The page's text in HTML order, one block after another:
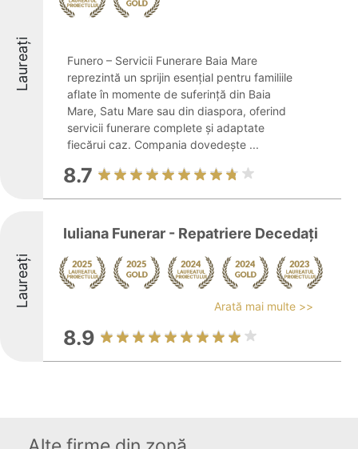
Laureați
Funero – Servicii Funerare Baia Mare
reprezintă un sprijin esențial pentru familiile
aflate în momente de suferință din Baia
Mare, Satu Mare sau din diaspora, oferind
servicii funerare complete și adaptate
fiecărui caz. Compania dovedește ...
8.7
Laureați
Iuliana Funerar - Repatriere Decedați
Arată mai multe >>
8.9